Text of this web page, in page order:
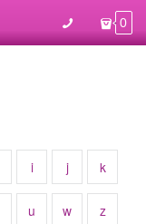
0
i j k
u w z